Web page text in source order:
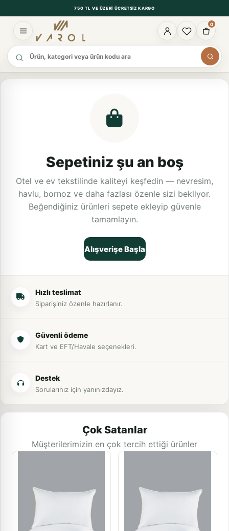
750 TL VE ÜZERI ÜCRETSIZ KARGO
0
Ürün ara
Sepetiniz şu an boş
Otel ve ev tekstilinde kaliteyi keşfedin — nevresim,
havlu, bornoz ve daha fazlası özenle sizi bekliyor.
Beğendiğiniz ürünleri sepete ekleyip güvenle
tamamlayın.
Alışverişe Başla
Hızlı teslimat
Siparişiniz özenle hazırlanır.
Güvenli ödeme
Kart ve EFT/Havale seçenekleri.
Destek
Sorularınız için yanınızdayız.
Çok Satanlar
Müşterilerimizin en çok tercih ettiği ürünler